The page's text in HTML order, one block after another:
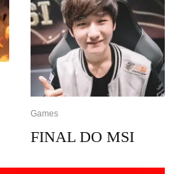
Games
FINAL DO MSI